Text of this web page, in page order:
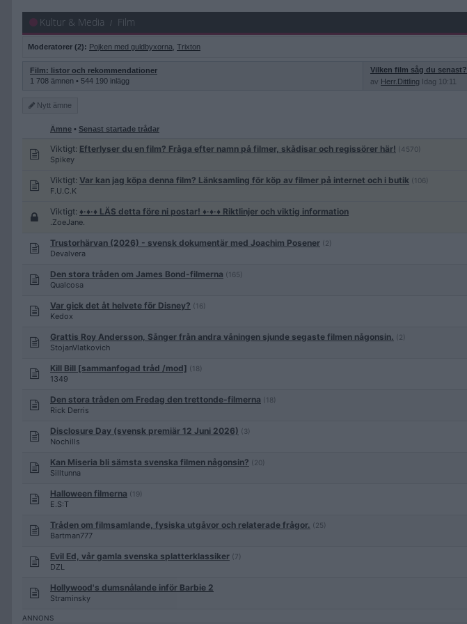
Kultur & Media Film
Moderatorer (2): Pojken med guldbyxorna Trixton
Film: listor och rekommendationer
1 708 ämnen • 544 190 inlägg
Vilken film såg du senast?
av Herr.Dittling Idag 10:11
Nytt ämne
Ämne • Senast startade trådar
Viktigt: Efterlyser du en film? Fråga efter namn på filmer, skådisar och regissörer här! (4570)
Spikey
Viktigt: Var kan jag köpa denna film? Länksamling för köp av filmer på internet och i butik (106)
F.U.C.K
Viktigt: ♦·♦·♦ LÄS detta före ni postar! ♦·♦·♦ Riktlinjer och viktig information
.ZoeJane.
Trustorhärvan (2026) - svensk dokumentär med Joachim Posener (2)
Devalvera
Den stora tråden om James Bond-filmerna (165)
Qualcosa
Var gick det åt helvete för Disney? (16)
Kedox
Grattis Roy Andersson, Sånger från andra våningen sjunde segaste filmen någonsin. (2)
StojanVlatkovich
Kill Bill [sammanfogad tråd /mod] (18)
1349
Den stora tråden om Fredag den trettonde-filmerna (18)
Rick Derris
Disclosure Day (svensk premiär 12 Juni 2026) (3)
Nochills
Kan Miseria bli sämsta svenska filmen någonsin? (20)
Silltunna
Halloween filmerna (19)
E.S:T
Tråden om filmsamlande, fysiska utgåvor och relaterade frågor. (25)
Bartman777
Evil Ed, vår gamla svenska splatterklassiker (7)
DZL
Hollywood's dumsnålande inför Barbie 2
Straminsky